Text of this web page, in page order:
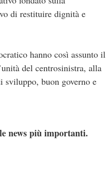
di restituire dignità e
hanno così assunto il
del centrosinistra, alla
sviluppo, buon governo e
news più importanti.